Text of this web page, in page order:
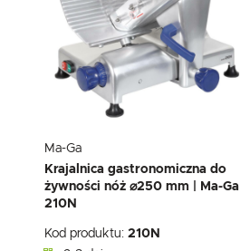
Ma-Ga
Krajalnica gastronomiczna do
żywności nóż ⌀250 mm | Ma-Ga
210N
Kod produktu: 210N